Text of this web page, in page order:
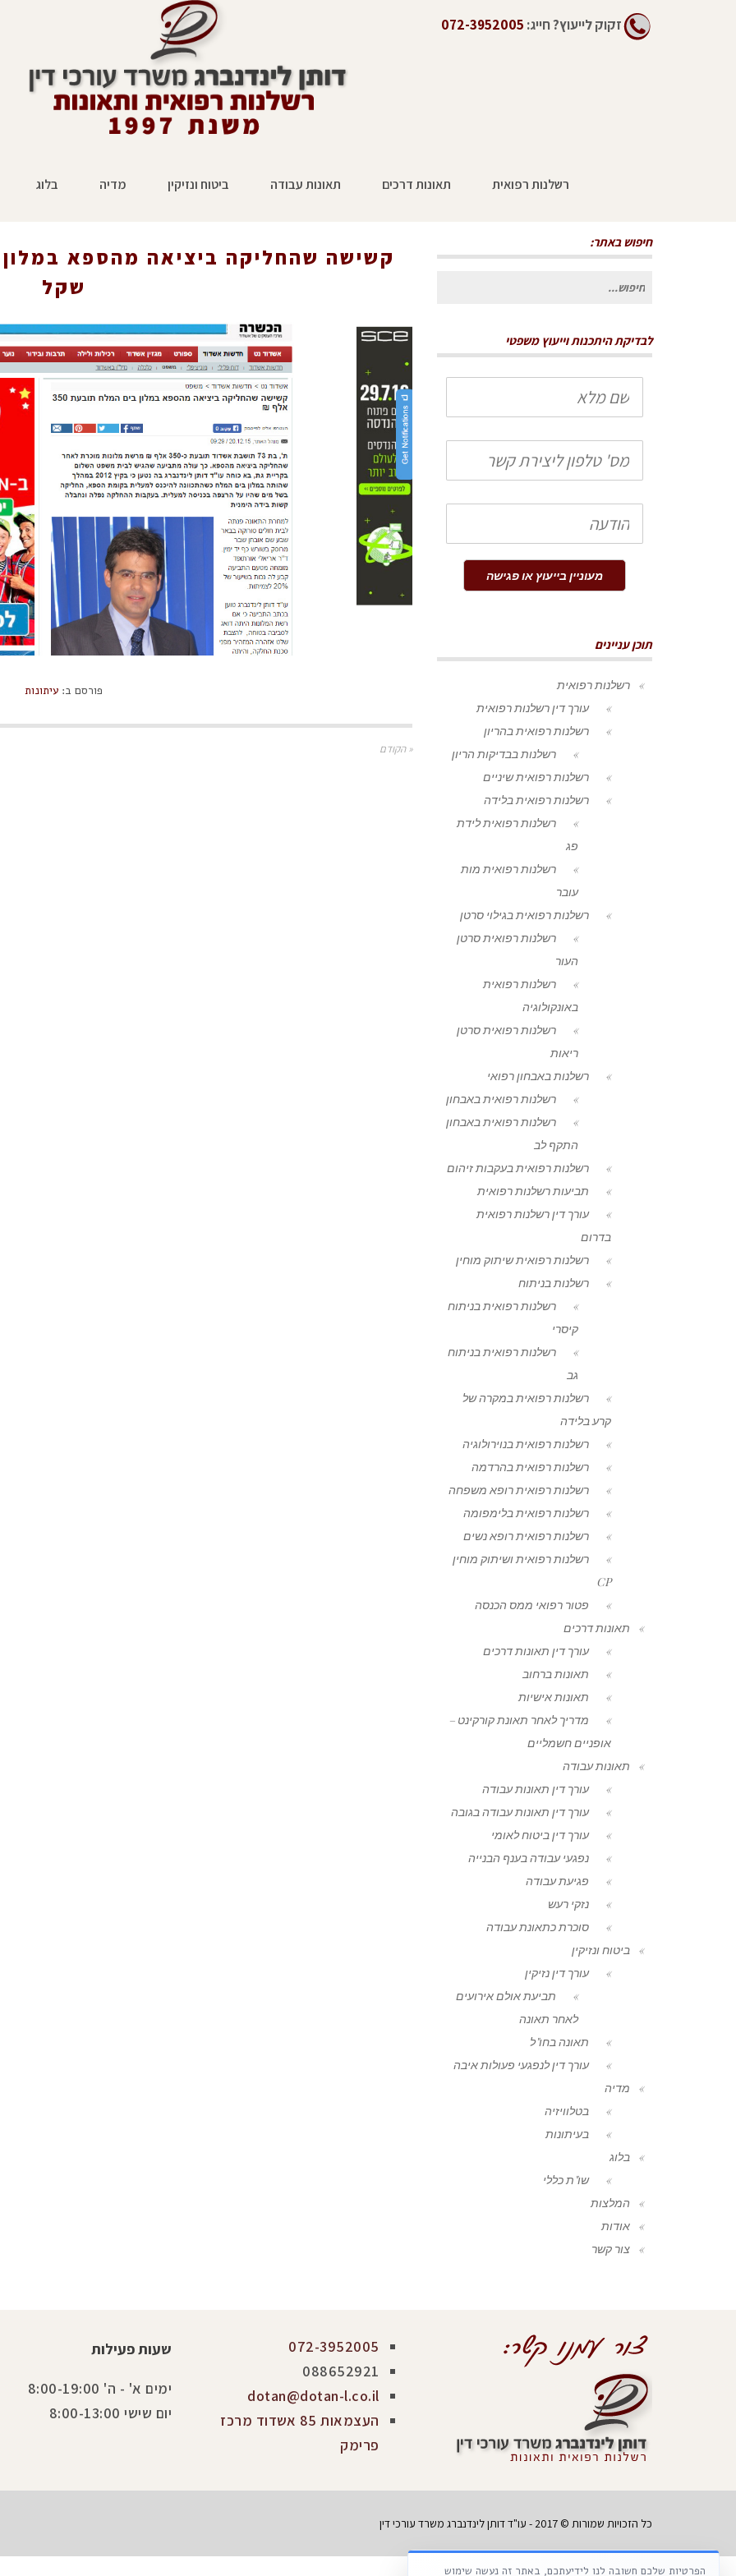
זקוק לייעוץ?חייג: 072-3952005
רשלנות רפואית תאונות דרכים תאונות עבודה ביטוח ונזיקין מדיה בלוג
שקל
שקל
פורסם ב: עיתונות
« הקודם
חיפוש באתר:
חיפוש
לבדיקת היתכנות וייעוץ משפטי
שם
מלא
טלפון
הודעה
מעוניין בייעוץ או פגישה
תוכן עניינים
רשלנות רפואית
עורך דין רשלנות רפואית
רשלנות רפואית בהריון
רשלנות בבדיקות הריון
רשלנות רפואית שיניים
רשלנות רפואית בלידה
רשלנות רפואית לידת
פג
רשלנות רפואית מות
עובר
רשלנות רפואית בגילוי סרטן
רשלנות רפואית סרטן
העור
רשלנות רפואית
באונקולוגיה
רשלנות רפואית סרטן
ריאות
רשלנות באבחון רפואי
רשלנות רפואית באבחון
רשלנות רפואית באבחון
התקף לב
רשלנות רפואית בעקבות זיהום
תביעות רשלנות רפואית
עורך דין רשלנות רפואית
בדרום
רשלנות רפואית שיתוק מוחין
רשלנות בניתוח
רשלנות רפואית בניתוח
קיסרי
רשלנות רפואית בניתוח
גב
רשלנות רפואית במקרה של
קרע בלידה
רשלנות רפואית בנוירולוגיה
רשלנות רפואית בהרדמה
רשלנות רפואית רופא משפחה
רשלנות רפואית בלימפומה
רשלנות רפואית רופא נשים
רשלנות רפואית ושיתוק מוחין
CP
פטור רפואי ממס הכנסה
תאונות דרכים
עורך דין תאונות דרכים
תאונות ברחוב
תאונות אישיות
מדריך לאחר תאונת קורקינט –
אופניים חשמליים
תאונות עבודה
עורך דין תאונות עבודה
עורך דין תאונות עבודה בגובה
עורך דין ביטוח לאומי
נפגעי עבודה בענף הבנייה
פגיעת עבודה
נזקי רעש
סוכרת כתאונת עבודה
ביטוח ונזיקין
עורך דין נזיקין
תביעת אולם אירועים
לאחר תאונה
תאונה בחו"ל
עורך דין לנפגעי פעולות איבה
מדיה
בטלוויזיה
בעיתונות
בלוג
שו"ת כללי
המלצות
אודות
צור קשר
072-3952005
088652921
dotan@dotan-l.co.il
העצמאות 85 אשדוד מרכז
פרימק
שעות פעילות
ימים א' - ה' 8:00-19:00
יום שישי 8:00-13:00
כל הזכויות שמורות © 2017 - עו"ד דותן לינדנברג משרד עורכי דין
הפרטיות שלכם חשובה לנו לידיעתכם, באתר זה נעשה שימוש